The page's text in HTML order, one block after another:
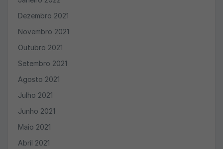
Dezembro 2021
Novembro 2021
Outubro 2021
Setembro 2021
Agosto 2021
Julho 2021
Junho 2021
Maio 2021
Abril 2021